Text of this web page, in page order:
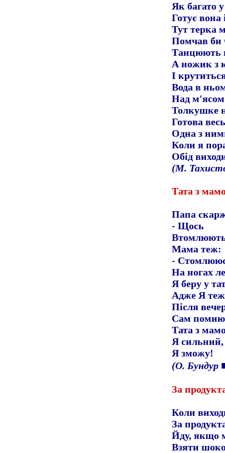
Як багато
Готує
Тут терка
Помчав би
Танцюють
А ножик з
І
Вода в
Над м'ясом
Толкушке
Готова
Одна з
Коли я
Обід
(М.
Тата з
Папа
- Щось
Мама теж:
-
На ногах
Я беру у
Адже Я теж
Після
Сам
Тата з
Я сильний,
Я зможу!
(О. Бундур
За
Коли
За
Йду, якщо
Взяти